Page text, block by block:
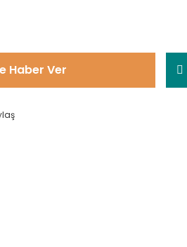
Haber Ver